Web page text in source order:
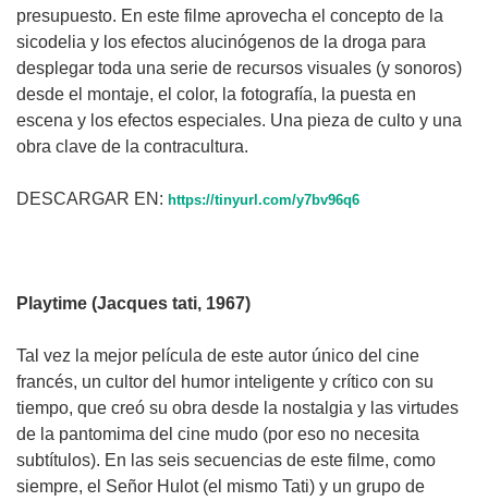
presupuesto. En este filme aprovecha el concepto de la
sicodelia y los efectos alucinógenos de la droga para
desplegar toda una serie de recursos visuales (y sonoros)
desde el montaje, el color, la fotografía, la puesta en
escena y los efectos especiales. Una pieza de culto y una
obra clave de la contracultura.
DESCARGAR EN: https://tinyurl.com/y7bv96q6
Playtime (Jacques tati, 1967)
Tal vez la mejor película de este autor único del cine
francés, un cultor del humor inteligente y crítico con su
tiempo, que creó su obra desde la nostalgia y las virtudes
de la pantomima del cine mudo (por eso no necesita
subtítulos). En las seis secuencias de este filme, como
siempre, el Señor Hulot (el mismo Tati) y un grupo de